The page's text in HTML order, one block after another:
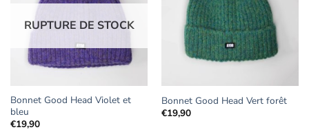
Ajouter
favoris
RUPTURE DE STOCK
Bonnet Good Head Violet et
bleu
€19,90
Ajouter
aux
favoris
Bonnet Good Head Vert forêt
€19,90